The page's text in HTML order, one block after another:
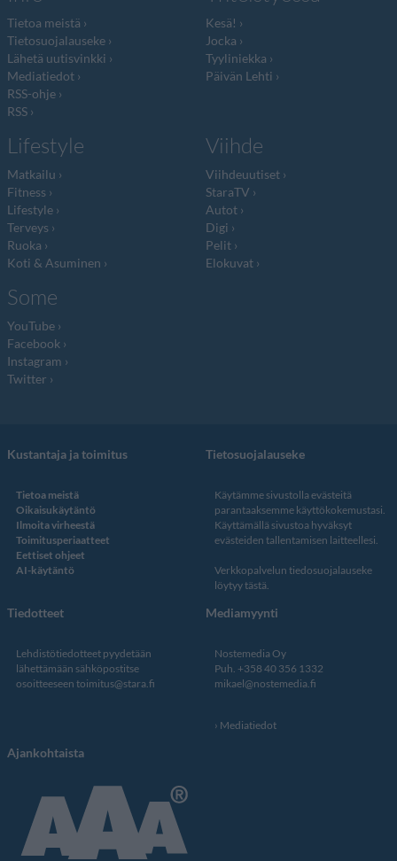
Tietoa meistä
Tietosuojalauseke
Lähetä uutisvinkki
Mediatiedot
RSS-ohje
RSS
Kesä!
Jocka
Tyyliniekka
Päivän Lehti
Lifestyle
Matkailu
Fitness
Lifestyle
Terveys
Ruoka
Koti & Asuminen
Viihde
Viihdeuutiset
StaraTV
Autot
Digi
Pelit
Elokuvat
Some
YouTube
Facebook
Instagram
Twitter
Kustantaja ja toimitus
Tietoa meistä
Oikaisukäytäntö
Ilmoita virheestä
Toimitusperiaatteet
Eettiset ohjeet
AI-käytäntö
Tietosuojalauseke
Käytämme sivustolla evästeitä
parantaaksemme käyttökokemustasi.
Käyttämällä sivustoa hyväksyt
evästeiden tallentamisen laitteellesi.
Verkkopalvelun tiedosuojalauseke
löytyy tästä
Tiedotteet
Lehdistötiedotteet pyydetään
lähettämään sähköpostitse
osoitteeseen toimitus@stara.fi
Mediamyynti
Nostemedia Oy
Puh. +358 40 356 1332
mikael@nostemedia.fi
Mediatiedot
Ajankohtaista